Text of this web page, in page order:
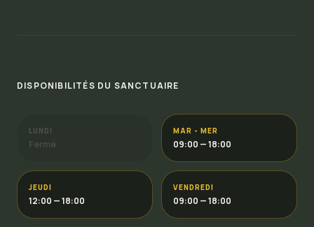
DISPONIBILITÉS DU SANCTUAIRE
LUNDI
Fermé
MAR - MER
09:00 — 18:00
JEUDI
12:00 — 18:00
VENDREDI
09:00 — 18:00